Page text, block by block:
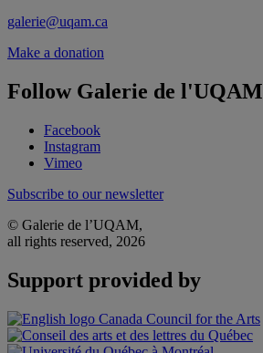
galerie@uqam.ca
Make a donation
Follow Galerie de l'UQAM
Facebook
Instagram
Vimeo
Subscribe to our newsletter
© Galerie de l’UQAM,
all rights reserved, 2026
Support provided by